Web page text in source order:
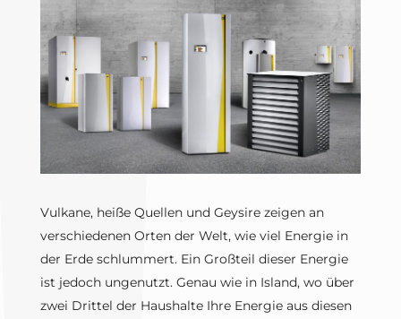
Vulkane, heiße Quellen und Geysire zeigen an
verschiedenen Orten der Welt, wie viel Energie in
der Erde schlummert. Ein Großteil dieser Energie
ist jedoch ungenutzt. Genau wie in Island, wo über
zwei Drittel der Haushalte Ihre Energie aus diesen